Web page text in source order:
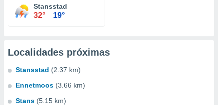
Stansstad
32° 19°
Localidades próximas
Stansstad (2.37 km)
Ennetmoos (3.66 km)
Stans (5.15 km)